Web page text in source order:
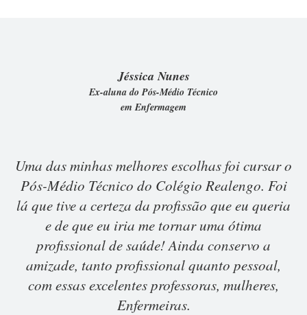
Jéssica Nunes
Ex-aluna do Pós-Médio Técnico
em Enfermagem
Uma das minhas melhores escolhas foi cursar o
Pós-Médio Técnico do Colégio Realengo. Foi
lá que tive a certeza da profissão que eu queria
e de que eu iria me tornar uma ótima
profissional de saúde! Ainda conservo a
amizade, tanto profissional quanto pessoal,
com essas excelentes professoras, mulheres,
Enfermeiras.